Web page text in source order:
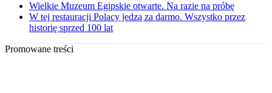
Wielkie Muzeum Egipskie otwarte. Na razie na próbę
W tej restauracji Polacy jedzą za darmo. Wszystko przez
historię sprzed 100 lat
Promowane treści